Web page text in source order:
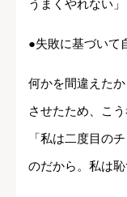
うまくやれない」
●失敗に基づいて
何かを間違えた
させたため、こう
「私は二度目の
のだから。私は恥